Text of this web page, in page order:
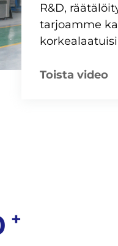
R&D,
tarjoamme
Toista video
+